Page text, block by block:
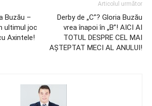
Buzău –
ultimul joc
Axintele!
Articolul următor
Derby de „C”? Gloria Buzău
vrea înapoi în „B”! AICI AI
TOTUL DESPRE CEL MAI
AŞTEPTAT MECI AL ANULUI!